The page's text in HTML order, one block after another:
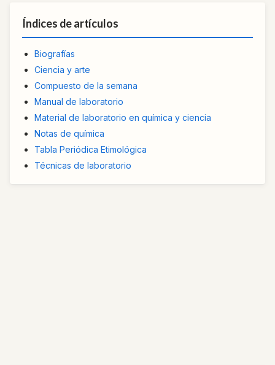
Índices de artículos
Biografías
Ciencia y arte
Compuesto de la semana
Manual de laboratorio
Material de laboratorio en química y ciencia
Notas de química
Tabla Periódica Etimológica
Técnicas de laboratorio